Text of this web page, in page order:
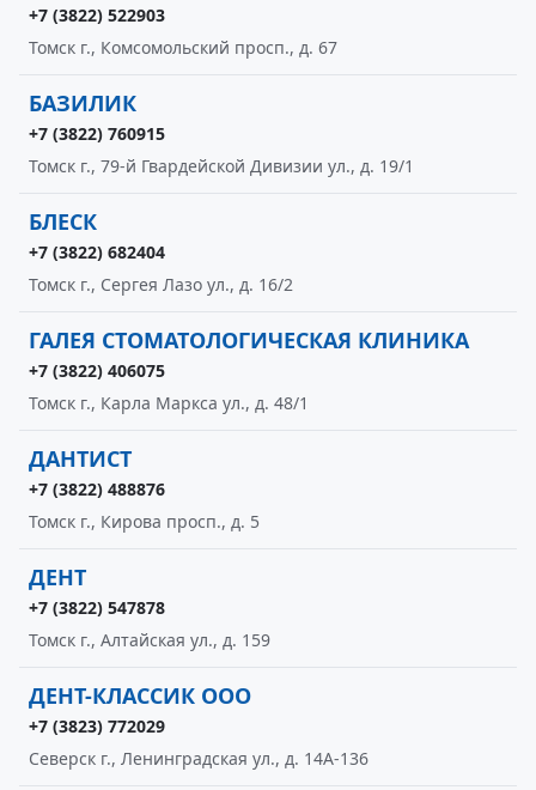
+7 (3822) 522903
Томск г., Комсомольский просп., д. 67
БАЗИЛИК
+7 (3822) 760915
Томск г., 79-й Гвардейской Дивизии ул., д. 19/1
БЛЕСК
+7 (3822) 682404
Томск г., Сергея Лазо ул., д. 16/2
ГАЛЕЯ СТОМАТОЛОГИЧЕСКАЯ КЛИНИКА
+7 (3822) 406075
Томск г., Карла Маркса ул., д. 48/1
ДАНТИСТ
+7 (3822) 488876
Томск г., Кирова просп., д. 5
ДЕНТ
+7 (3822) 547878
Томск г., Алтайская ул., д. 159
ДЕНТ-КЛАССИК ООО
+7 (3823) 772029
Северск г., Ленинградская ул., д. 14А-136